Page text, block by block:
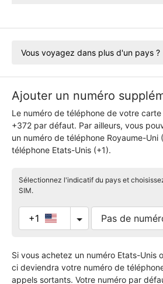
Vous voyagez dans plus d'un pays ?
Ajouter un numéro
Le numéro de téléphone de votre
+372 par défaut. Par ailleurs, vous
un numéro de téléphone Royaume-
téléphone Etats-Unis (+1).
Sélectionnez l'indicatif du pays et
SIM.
+1
Si vous achetez un numéro Etats-Unis
ci deviendra votre numéro de
appels sortants. Votre numéro par